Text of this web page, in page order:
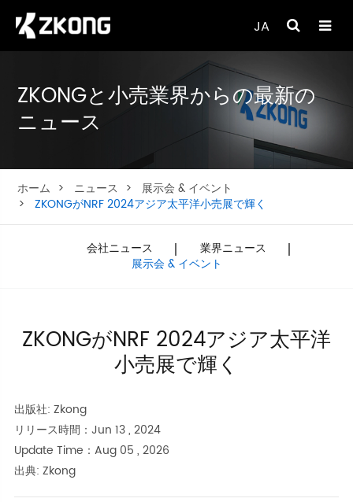
JA
ZKONGと小売業界からの最新の
ニュース
ホーム ニュース
展示会 & イベント
ZKONGがNRF 2024アジア太平洋小売展で輝く
会社ニュース
業界ニュース
展示会 & イベント
ZKONGがNRF 2024アジア太平洋
小売展で輝く
出版社: Zkong
リリース時間：Jun 13 , 2024
Update Time：Aug 05 , 2026
出典: Zkong